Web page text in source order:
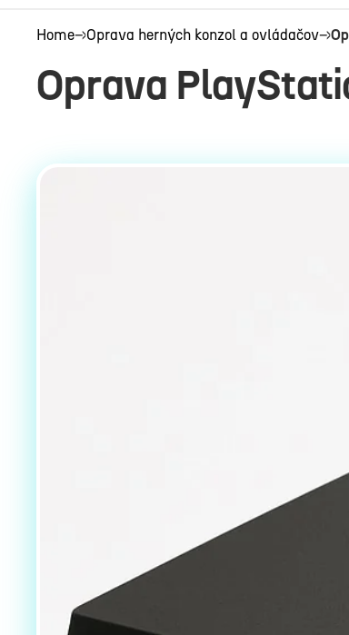
Home→Oprava herných konzol a ovládačov→
Oprava